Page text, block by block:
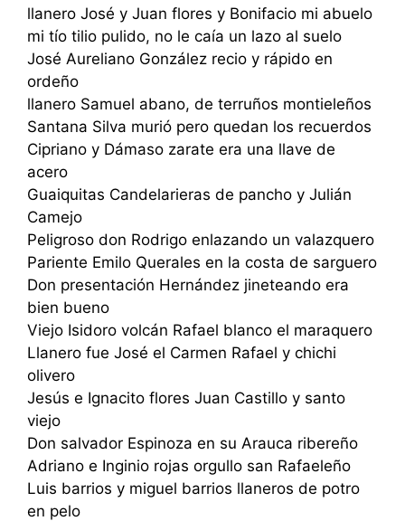
llanero José y Juan flores y Bonifacio mi abuelo
mi tío tilio pulido, no le caía un lazo al suelo
José Aureliano González recio y rápido en
ordeño
llanero Samuel abano, de terruños montieleños
Santana Silva murió pero quedan los recuerdos
Cipriano y Dámaso zarate era una llave de
acero
Guaiquitas Candelarieras de pancho y Julián
Camejo
Peligroso don Rodrigo enlazando un valazquero
Pariente Emilo Querales en la costa de sarguero
Don presentación Hernández jineteando era
bien bueno
Viejo Isidoro volcán Rafael blanco el maraquero
Llanero fue José el Carmen Rafael y chichi
olivero
Jesús e Ignacito flores Juan Castillo y santo
viejo
Don salvador Espinoza en su Arauca ribereño
Adriano e Inginio rojas orgullo san Rafaeleño
Luis barrios y miguel barrios llaneros de potro
en pelo